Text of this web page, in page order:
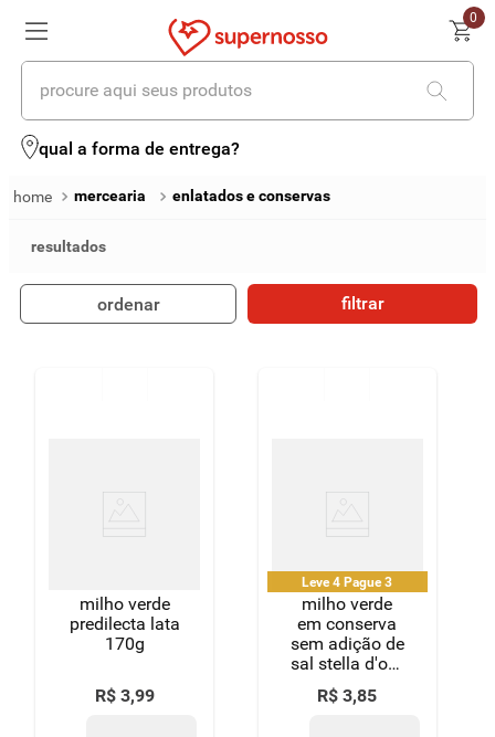
0
procure aqui seus produtos
qual a forma de entrega?
mercearia enlatados e conservas
ordenar filtrar
milho verde
predilecta lata
170g
R$ 3,99
Leve 4 Pague 3
milho verde
em conserva
sem adição de
sal stella d'oro
lata peso
líquido 280g
R$ 3,85
termos mais buscados
4º iogurte
chocolate